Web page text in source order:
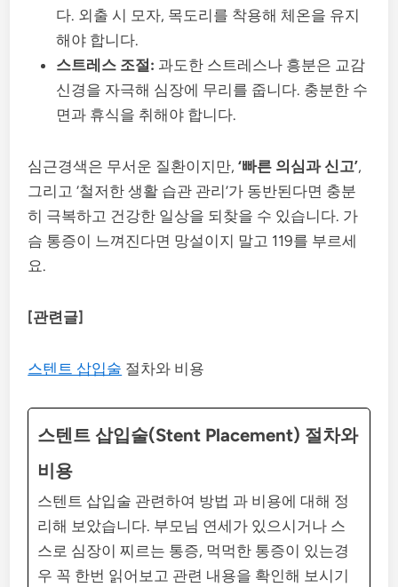
다. 외출 시 모자, 목도리를 착용해 체온을 유지
해야 합니다.
스트레스 조절: 과도한 스트레스나 흥분은 교감
신경을 자극해 심장에 무리를 줍니다. 충분한 수
면과 휴식을 취해야 합니다.
심근경색은 무서운 질환이지만,‘빠른 의심과 신고’,
그리고 ‘철저한 생활 습관 관리’가 동반된다면 충분
히 극복하고 건강한 일상을 되찾을 수 있습니다. 가
슴 통증이 느껴진다면 망설이지 말고 119를 부르세
요.
[관련글]
스텐트 삽입술 절차와 비용
스텐트 삽입술(Stent Placement) 절차와
비용
스텐트 삽입술 관련하여 방법 과 비용에 대해 정
리해 보았습니다. 부모님 연세가 있으시거나 스
스로 심장이 찌르는 통증, 먹먹한 통증이 있는경
우 꼭 한번 읽어보고 관련 내용을 확인해 보시기